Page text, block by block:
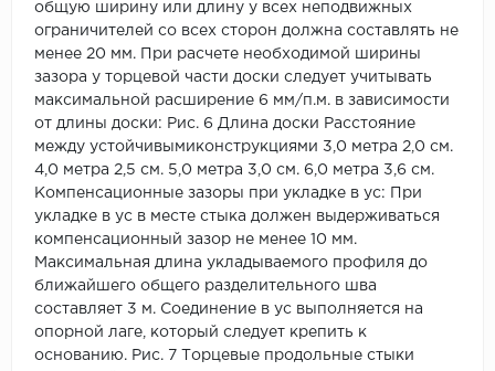
общую ширину или длину у всех неподвижных
ограничителей со всех сторон должна составлять не
менее 20 мм. При расчете необходимой ширины
зазора у торцевой части доски следует учитывать
максимальной расширение 6 мм/п.м. в зависимости
от длины доски: Рис. 6 Длина доски Расстояние
между устойчивымиконструкциями 3,0 метра 2,0 см.
4,0 метра 2,5 см. 5,0 метра 3,0 см. 6,0 метра 3,6 см.
Компенсационные зазоры при укладке в ус: При
укладке в ус в месте стыка должен выдерживаться
компенсационный зазор не менее 10 мм.
Максимальная длина укладываемого профиля до
ближайшего общего разделительного шва
составляет 3 м. Соединение в ус выполняется на
опорной лаге, который следует крепить к
основанию. Рис. 7 Торцевые продольные стыки